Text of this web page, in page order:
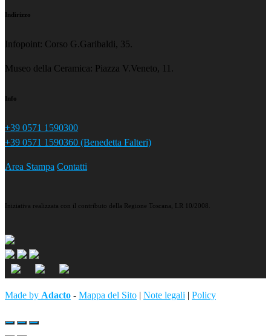
Indirizzo
Infopoint: Corso G.Garibaldi, 35.
Museo della Ceramica: Piazza V.Veneto, 11.
Info
+39 0571 1590300
+39 0571 1590360 (Benedetta Falteri)
Area Stampa Contatti
Iniziativa realizzata con il contributo della Regione Toscana, LR 10/2008.
Made by Adacto - Mappa del Sito | Note legali | Policy